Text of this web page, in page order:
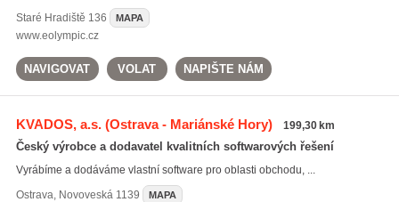
Staré Hradiště 136 MAPA
www.eolympic.cz
NAVIGOVAT VOLAT NAPIŠTE NÁM
KVADOS, a.s.(Ostrava - Mariánské Hory) 199,30 km
Český výrobce a dodavatel kvalitních softwarových řešení
Vyrábíme a dodáváme vlastní software pro oblasti obchodu, ...
Ostrava, Novoveská 1139 MAPA